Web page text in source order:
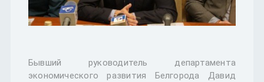
Бывший руководитель департамента
экономического развития Белгорода Давид